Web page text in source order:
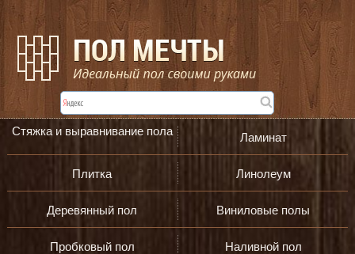
Стяжка и выравнивание пола Ламинат
Плитка Линолеум
Деревянный пол Виниловые полы
Пробковый пол Наливной пол